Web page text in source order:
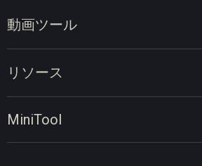
動画ツール
ビデオコンバーター
リソース
MiniTool